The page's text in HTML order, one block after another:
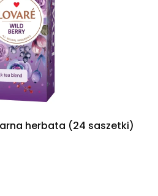
herbata (24 saszetki)